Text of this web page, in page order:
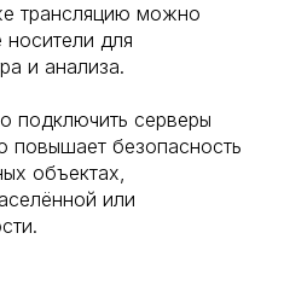
трансляцию можно
носители для
и анализа.
подключить серверы
повышает безопасность
объектах,
или